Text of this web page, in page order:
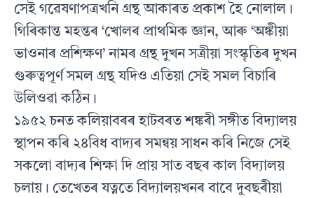
সেই গৱেষণাপত্ৰখনি গ্ৰন্থ আকাৰত প্ৰকাশ হৈ নোলাল।
গিৰিকান্ত মহন্তৰ ‘খোলৰ প্ৰাথমিক জ্ঞান, আৰু ‘অঙ্কীয়া
ভাওনাৰ প্ৰশিক্ষণ’ নামৰ গ্ৰন্থ দুখন সত্ৰীয়া সংস্কৃতিৰ দুখন
গুৰুত্বপূৰ্ণ সমল গ্ৰন্থ যদিও এতিয়া সেই সমল বিচাৰি
উলিওৱা কঠিন।
১৯৫২ চনত কলিয়াবৰৰ হাটবৰত শঙ্কৰী সঙ্গীত বিদ‍্যালয়
স্থাপন কৰি ২৪বিধ বাদ‍্যৰ সমন্বয় সাধন কৰি নিজে সেই
সকলো বাদ‍্যৰ শিক্ষা দি প্ৰায় সাত বছৰ কাল বিদ‍্যালয়
চলায়। তেখেতৰ যত্নতে বিদ‍্যালয়খনৰ বাবে দুবছৰীয়া